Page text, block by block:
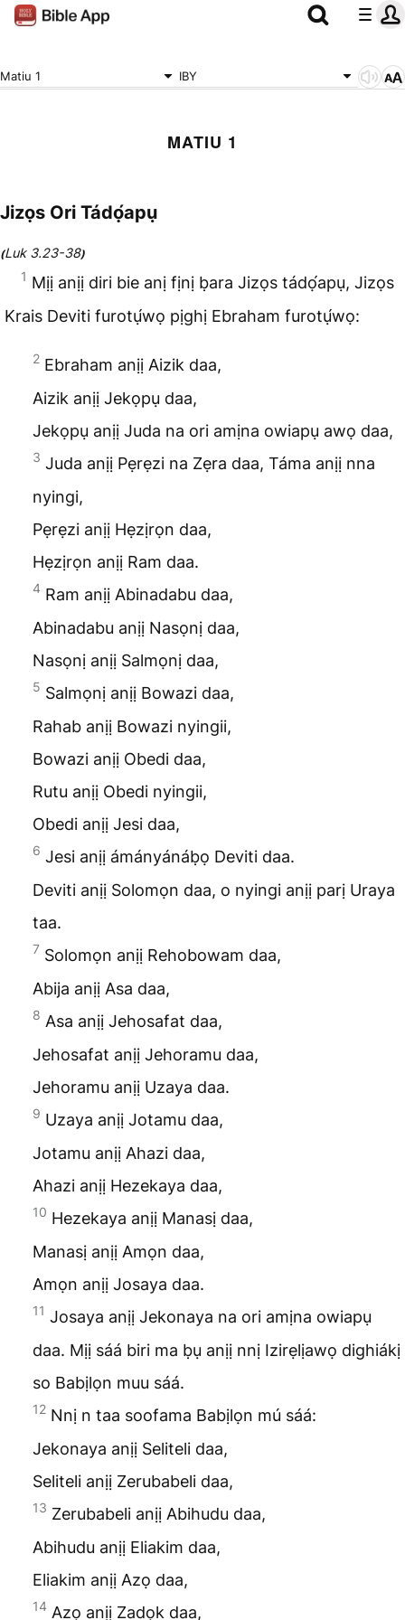
Matiu 1 IBY
MATIU 1
Jizọs Ori Tádọ́apụ
(Luk 3.23-38)
1 Mịị anịị diri bie anị fịnị ḅara Jizọs tádọ́apụ, Jizọs
Krais Deviti furotụ́wọ pịghị Ebraham furotụ́wọ:
2 Ebraham anịị Aizik daa,
Aizik anịị Jekọpụ daa,
Jekọpụ anịị Juda na ori amịna owiapụ awọ daa,
3 Juda anịị Pẹrẹzi na Zẹra daa, Táma anịị nna
nyingi,
Pẹrẹzi anịị Hẹzịrọn daa,
Hẹzịrọn anịị Ram daa.
4 Ram anịị Abinadabu daa,
Abinadabu anịị Nasọnị daa,
Nasọnị anịị Salmọnị daa,
5 Salmọnị anịị Bowazi daa,
Rahab anịị Bowazi nyingii,
Bowazi anịị Obedi daa,
Rutu anịị Obedi nyingii,
Obedi anịị Jesi daa,
6 Jesi anịị ámányánáḅọ Deviti daa.
Deviti anịị Solomọn daa, o nyingi anịị parị Uraya
taa.
7 Solomọn anịị Rehobowam daa,
Abija anịị Asa daa,
8 Asa anịị Jehosafat daa,
Jehosafat anịị Jehoramu daa,
Jehoramu anịị Uzaya daa.
9 Uzaya anịị Jotamu daa,
Jotamu anịị Ahazi daa,
Ahazi anịị Hezekaya daa,
10 Hezekaya anịị Manasị daa,
Manasị anịị Amọn daa,
Amọn anịị Josaya daa.
11 Josaya anịị Jekonaya na ori amịna owiapụ
daa. Mịị sáá biri ma ḅụ anịị nnị Izirẹlịawọ dighiákị
so Babịlọn muu sáá.
12 Nnị n taa soofama Babịlọn mú sáá:
Jekonaya anịị Seliteli daa,
Seliteli anịị Zerubabeli daa,
13 Zerubabeli anịị Abihudu daa,
Abihudu anịị Eliakim daa,
Eliakim anịị Azọ daa,
14 Azọ anịị Zadọk daa,